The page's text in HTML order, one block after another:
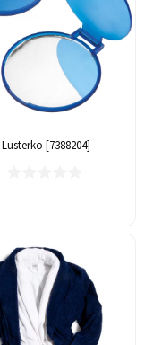
Lusterko [7388204]